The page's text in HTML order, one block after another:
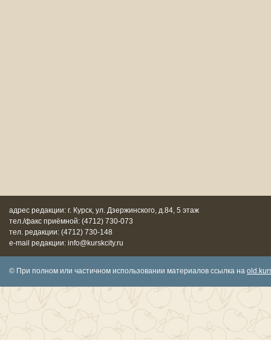
адрес редакции: г. Курск, ул. Дзержинского, д.84, 5 этаж
тел./факс приёмной: (4712) 730-073
тел. редакции: (4712) 730-148
e-mail редакции: info@kurskcity.ru
© При полном или частичном использовании материалов ссылка на